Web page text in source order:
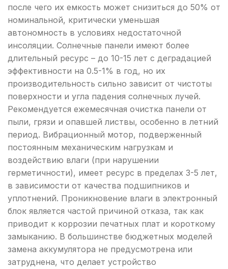
после чего их емкость может снизиться до 50% от
номинальной, критически уменьшая
автономность в условиях недостаточной
инсоляции. Солнечные панели имеют более
длительный ресурс – до 10-15 лет с деградацией
эффективности на 0.5-1% в год, но их
производительность сильно зависит от чистоты
поверхности и угла падения солнечных лучей.
Рекомендуется ежемесячная очистка панели от
пыли, грязи и опавшей листвы, особенно в летний
период. Вибрационный мотор, подверженный
постоянным механическим нагрузкам и
воздействию влаги (при нарушении
герметичности), имеет ресурс в пределах 3-5 лет,
в зависимости от качества подшипников и
уплотнений. Проникновение влаги в электронный
блок является частой причиной отказа, так как
приводит к коррозии печатных плат и короткому
замыканию. В большинстве бюджетных моделей
замена аккумулятора не предусмотрена или
затруднена, что делает устройство